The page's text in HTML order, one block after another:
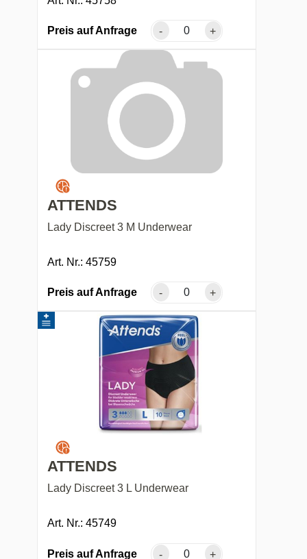
Preis auf Anfrage - +
ATTENDS
Lady Discreet 3 M Underwear
Art. Nr.: 45759
Preis auf Anfrage - +
ATTENDS
Lady Discreet 3 L Underwear
Art. Nr.: 45749
Preis auf Anfrage - +